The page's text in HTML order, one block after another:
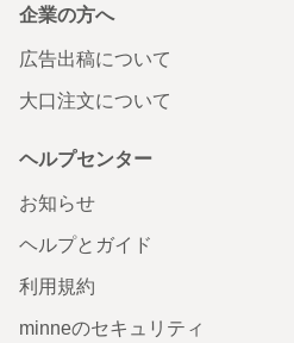
企業の方へ
広告出稿について
大口注文について
ヘルプセンター
お知らせ
ヘルプとガイド
利用規約
minneのセキュリティ